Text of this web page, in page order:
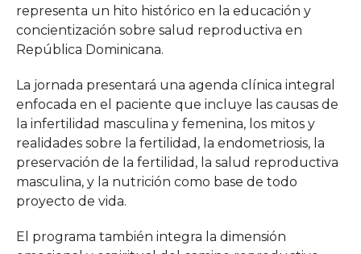
representa un hito histórico en la educación y
concientización sobre salud reproductiva en
República Dominicana.
La jornada presentará una agenda clínica integral
enfocada en el paciente que incluye las causas de
la infertilidad masculina y femenina, los mitos y
realidades sobre la fertilidad, la endometriosis, la
preservación de la fertilidad, la salud reproductiva
masculina, y la nutrición como base de todo
proyecto de vida.
El programa también integra la dimensión